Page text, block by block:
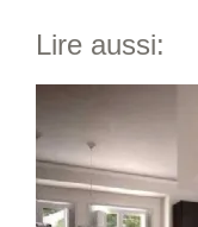
Lire aussi: